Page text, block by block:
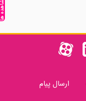
ارسال پیام